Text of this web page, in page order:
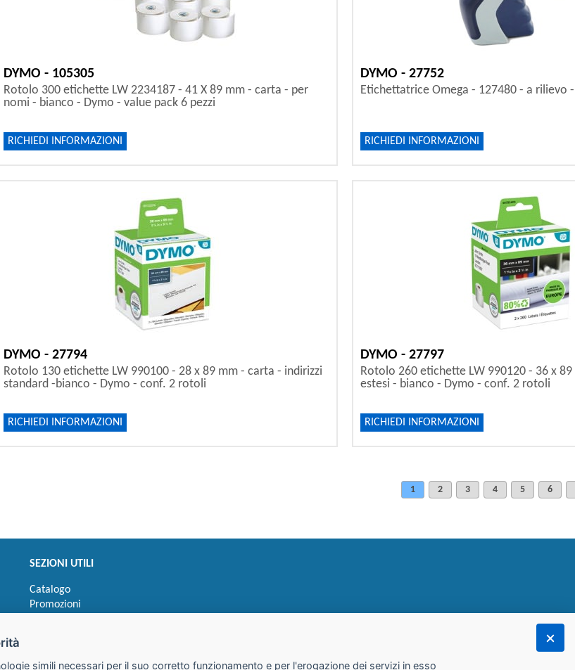
DYMO - 105305
Rotolo 300 etichette LW 2234187 - 41 X 89 mm - carta - per
nomi - bianco - Dymo - value pack 6 pezzi
RICHIEDI INFORMAZIONI
DYMO - 27752
Etichettatrice Omega - 127480 - a rilievo
RICHIEDI INFORMAZIONI
DYMO - 27794
Rotolo 130 etichette LW 990100 - 28 x 89 mm - carta - indirizzi
standard -bianco - Dymo - conf. 2 rotoli
RICHIEDI INFORMAZIONI
DYMO - 27797
Rotolo 260 etichette LW 990120 - 36 x
estesi - bianco - Dymo - conf. 2 rotoli
RICHIEDI INFORMAZIONI
1 2 3 4 5 6
SEZIONI UTILI
Catalogo
Promozioni
simili necessari per il suo corretto funzionamento e per l'erogazione dei servizi in esso